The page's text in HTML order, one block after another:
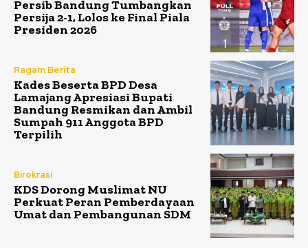
Persib Bandung Tumbangkan
Persija 2-1, Lolos ke Final Piala
Presiden 2026
Ragam Berita
Kades Beserta BPD Desa
Lamajang Apresiasi Bupati
Bandung Resmikan dan Ambil
Sumpah 911 Anggota BPD
Terpilih
Birokrasi
KDS Dorong Muslimat NU
Perkuat Peran Pemberdayaan
Umat dan Pembangunan SDM